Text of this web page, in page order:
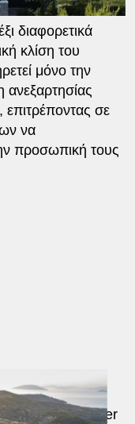
διαφορετικά
κλίση του
μόνο την
ανεξαρτησίας
σε
να
προσωπική τους
έως 18
σε τρία master